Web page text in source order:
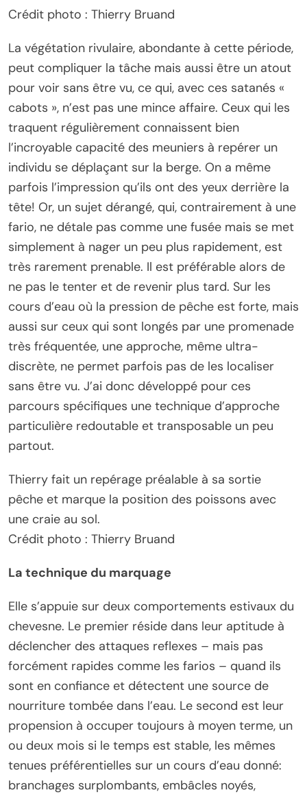
Crédit photo : Thierry Bruand
La végétation rivulaire, abondante à cette période,
peut compliquer la tâche mais aussi être un atout
pour voir sans être vu, ce qui, avec ces satanés «
cabots », n’est pas une mince affaire. Ceux qui les
traquent régulièrement connaissent bien
l’incroyable capacité des meuniers à repérer un
individu se déplaçant sur la berge. On a même
parfois l’impression qu’ils ont des yeux derrière la
tête! Or, un sujet dérangé, qui, contrairement à une
fario, ne détale pas comme une fusée mais se met
simplement à nager un peu plus rapidement, est
très rarement prenable. Il est préférable alors de
ne pas le tenter et de revenir plus tard. Sur les
cours d’eau où la pression de pêche est forte, mais
aussi sur ceux qui sont longés par une promenade
très fréquentée, une approche, même ultra-
discrète, ne permet parfois pas de les localiser
sans être vu. J’ai donc développé pour ces
parcours spécifiques une technique d’approche
particulière redoutable et transposable un peu
partout.
Thierry fait un repérage préalable à sa sortie
pêche et marque la position des poissons avec
une craie au sol.
Crédit photo : Thierry Bruand
La technique du marquage
Elle s’appuie sur deux comportements estivaux du
chevesne. Le premier réside dans leur aptitude à
déclencher des attaques reflexes – mais pas
forcément rapides comme les farios – quand ils
sont en confiance et détectent une source de
nourriture tombée dans l’eau. Le second est leur
propension à occuper toujours à moyen terme, un
ou deux mois si le temps est stable, les mêmes
tenues préférentielles sur un cours d’eau donné:
branchages surplombants, embâcles noyés,